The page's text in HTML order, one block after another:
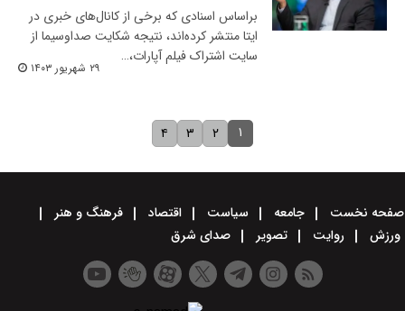
بر‌اساس اسنادی که برخی از کانال‌های خبری در
ایتا منتشر کرده‌اند، نتیجه شکایت صدا‌و‌سیما از
سایت اشتراک فیلم آپارات،…
۲۹ شهریور ۱۴۰۳
۱ ۲ ۳ ۴
صفحه نخست جامعه سیاست اقتصاد
فرهنگ و هنر
ورزش
روایت تصویر صدای شرق